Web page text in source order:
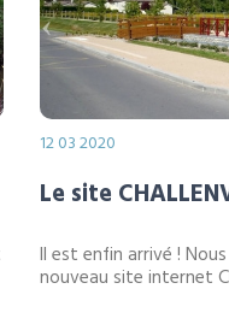
12 03 2020
Le site
ll est enfin arrivé !
nouveau site internet